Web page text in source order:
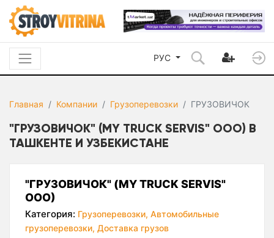
РУС
Главная Компании Грузоперевозки ГРУЗОВИЧОК
"ГРУЗОВИЧОК" (MY TRUCK SERVIS" ООО) В
ТАШКЕНТЕ И УЗБЕКИСТАНЕ
"ГРУЗОВИЧОК" (MY TRUCK SERVIS"
ООО)
Категория: Грузоперевозки, Автомобильные
грузоперевозки, Доставка грузов